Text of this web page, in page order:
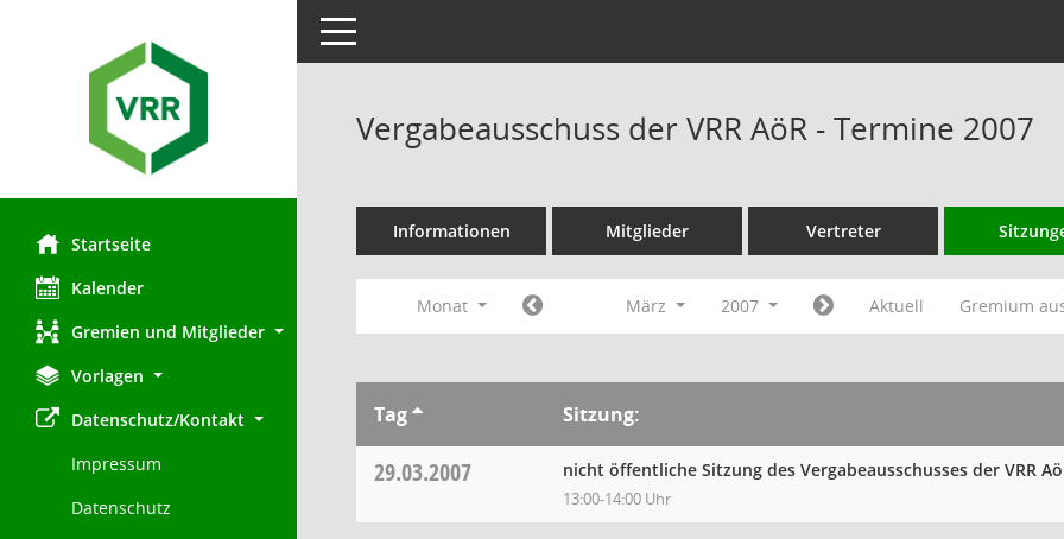
Startseite
Kalender
Gremien und Mitglieder
Vorlagen
Datenschutz/Kontakt
Impressum
Datenschutz
Toggle navigation
Vergabeausschuss der VRR AöR - Termine 2007
Informationen Mitglieder Vertreter
Monat März 2007 Aktuell Gremium
Tag Sitzung:
29.03.2007 nicht öffentliche Sitzung des Vergabeausschusses der VRR
13:00-14:00 Uhr